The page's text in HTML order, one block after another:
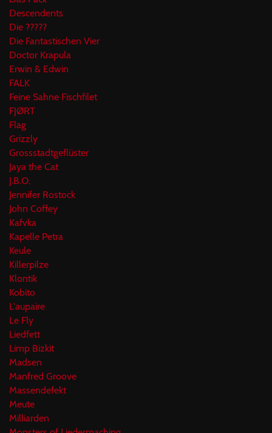
Descendents
Die ?????
Die Fantastischen Vier
Doctor Krapula
Erwin & Edwin
FALK
Feine Sahne Fischfilet
FJØRT
Flag
Grizzly
Grossstadtgeflüster
Jaya the Cat
J.B.O.
Jennifer Rostock
John Coffey
Kafvka
Kapelle Petra
Keule
Killerpilze
Klontik
Kobito
L'aupaire
Le Fly
Liedfett
Limp Bizkit
Madsen
Manfred Groove
Massendefekt
Meute
Milliarden